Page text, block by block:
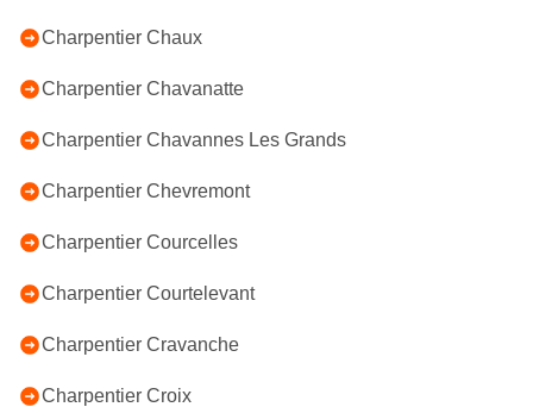
Charpentier Chaux
Charpentier Chavanatte
Charpentier Chavannes Les Grands
Charpentier Chevremont
Charpentier Courcelles
Charpentier Courtelevant
Charpentier Cravanche
Charpentier Croix